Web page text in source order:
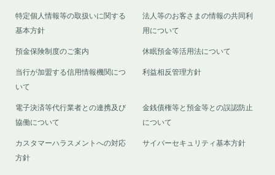
特定個人情報等の取扱いに関する
基本方針
法人等のお客さまの情報の共同利
用について
預金保険制度のご案内 休眠預金等活用法について
当行が加盟する信用情報機関につ
いて
利益相反管理方針
電子決済等代行業者との連携及び
協働について
金銭債権等と預金等との誤認防止
について
カスタマーハラスメントへの対応
方針
サイバーセキュリティ基本方針